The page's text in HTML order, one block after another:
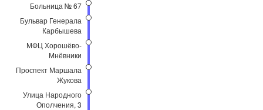
Больница № 67
Бульвар Генерала
Карбышева
МФЦ Хорошёво-
Мнёвники
Проспект Маршала
Жукова
Улица Народного
Ополчения, 3